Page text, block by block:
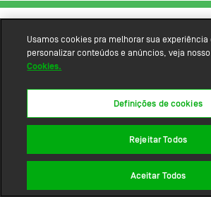
Usamos cookies pra melhorar sua experiência
personalizar conteúdos e anúncios, veja nosso
Cookies.
Definições de cookies
Rejeitar Todos
Aceitar Todos